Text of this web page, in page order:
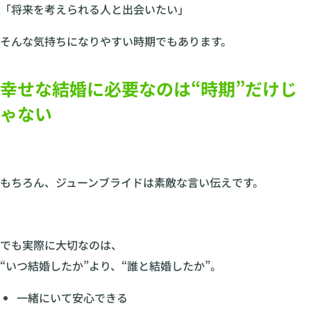
「将来を考えられる人と出会いたい」
そんな気持ちになりやすい時期でもあります。
幸せな結婚に必要なのは“時期”だけじ
ゃない
もちろん、ジューンブライドは素敵な言い伝えです。
でも実際に大切なのは、
“いつ結婚したか”より、“誰と結婚したか”。
一緒にいて安心できる